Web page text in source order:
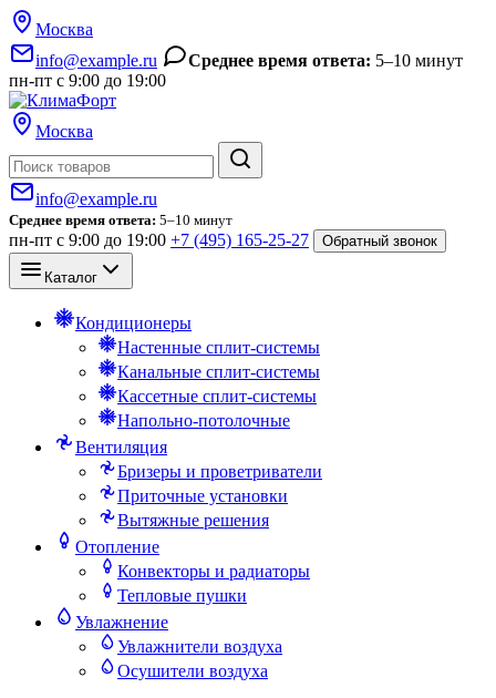
Москва
info@example.ru
Среднее время ответа: 5–10 минут
пн-пт с 9:00 до 19:00
Москва
info@example.ru
Среднее время ответа: 5–10 минут
пн-пт с 9:00 до 19:00 +7 (495) 165-25-27 Обратный звонок
Каталог
Кондиционеры
Настенные сплит-системы
Канальные сплит-системы
Кассетные сплит-системы
Напольно-потолочные
Вентиляция
Бризеры и проветриватели
Приточные установки
Вытяжные решения
Отопление
Конвекторы и радиаторы
Тепловые пушки
Увлажнение
Увлажнители воздуха
Осушители воздуха